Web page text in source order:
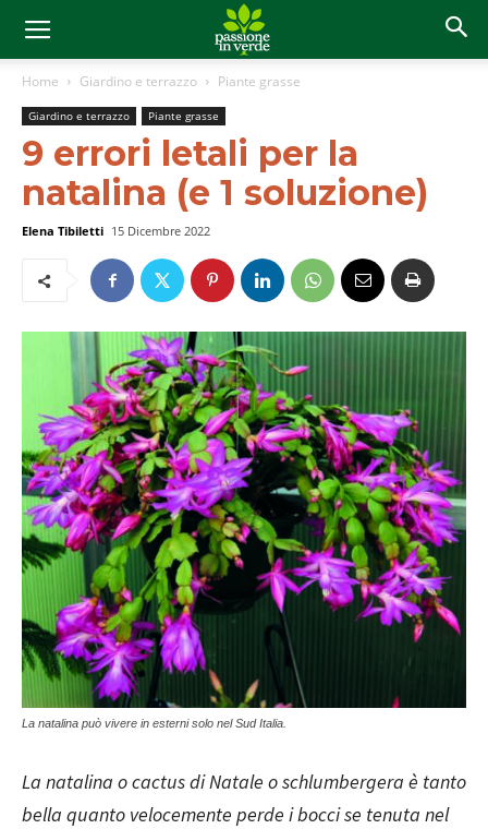
Home Giardino e terrazzo Piante grasse
Giardino e terrazzo Piante grasse
9 errori letali per la
natalina (e 1 soluzione)
Elena Tibiletti 15 Dicembre 2022
La natalina può vivere in esterni solo nel Sud Italia.
La natalina o cactus di Natale o schlumbergera è tanto
bella quanto velocemente perde i bocci se tenuta nel